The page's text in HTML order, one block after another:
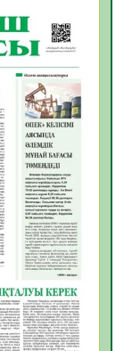
иммундау
33
30
31
етті
41
–